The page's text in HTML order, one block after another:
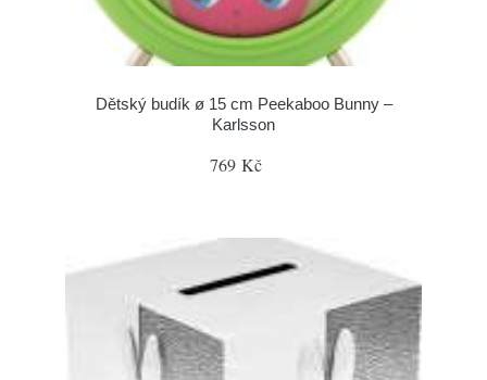
Dětský budík ø 15 cm Peekaboo Bunny –
Karlsson
769 Kč